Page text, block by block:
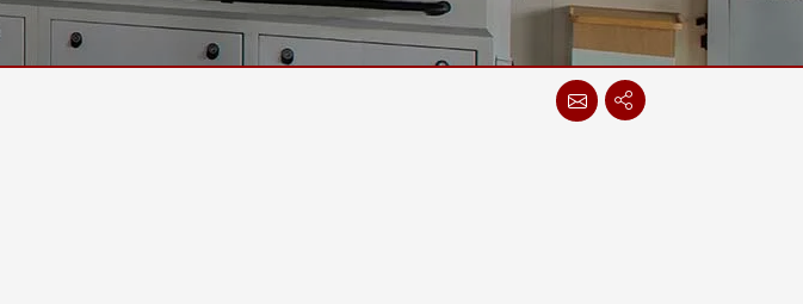
邊緣運算人工智慧工業電腦
邊緣運算人工智慧嵌入式電腦
不鏽鋼工業顯示器